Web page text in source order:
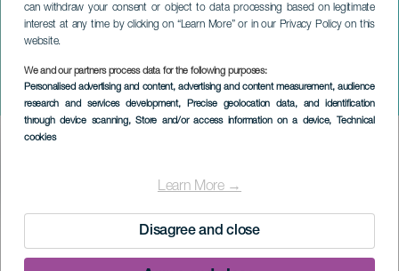
can withdraw your consent or object to data processing based on legitimate
interest at any time by clicking on “Learn More” or in our Privacy Policy on this
website.
We and our partners process data for the following purposes:
Personalised advertising and content, advertising and content measurement, audience
research and services development, Precise geolocation data, and identification
through device scanning, Store and/or access information on a device, Technical
cookies
Learn More →
Disagree and close
Wystawa czasowa Francisco
Concepción: Making Life the
Landscape
LA PALMA
Imagen
MINIONE WYDARZENIA